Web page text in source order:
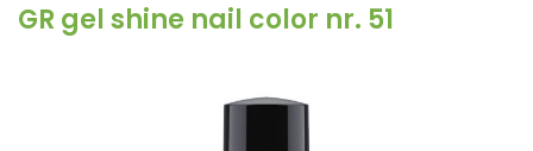
GR gel shine nail color nr. 51